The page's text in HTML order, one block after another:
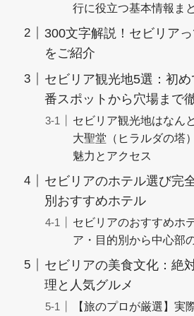
行に役立つ基本情報ま
300文字解説！セビリア
をご紹介
セビリア観光地5選：初
番スポットから穴場まで
セビリア観光地はなん
大聖堂（ヒラルダの塔
魅力とアクセス
セビリアのホテル選び完
別おすすめホテル
セビリアのおすすめホ
ア・目的別から中心部
セビリアの美食文化：絶
理と人気グルメ
【旅のプロが厳選】実